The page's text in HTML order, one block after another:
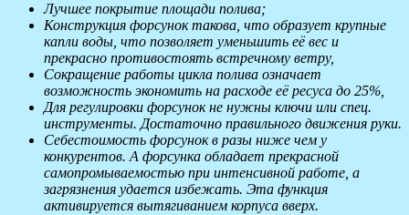
Лучшее покрытие площади полива;
Конструкция форсунок такова, что образует крупные
капли воды, что позволяет уменьшить её вес и
прекрасно противостоять встречному ветру,
Сокращение работы цикла полива означает
возможность экономить на расходе её ресуса до 25%,
Для регулировки форсунок не нужны ключи или спец.
инструменты. Достаточно правильного движения руки.
Себестоимость форсунок в разы ниже чем у
конкурентов. А форсунка обладает прекрасной
самопромываемостью при интенсивной работе, а
загрязнения удается избежать. Эта функция
активируется вытягиванием корпуса вверх.